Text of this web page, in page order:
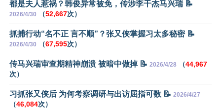
都是夫人惹祸？韩俊异常被免，传涉李干杰马兴瑞 📝
2026/4/30 （52,667次）
抓捕行动“名不正 言不顺”？张又侠掌握习太多秘密 📝
2026/4/30 （67,595次）
传马兴瑞审查期精神崩溃 被暗中做掉 📝 2026/4/28 （44,967
次）
习抓张又侠后 为何考察调研与出访屈指可数 📝 2026/4/27
（46,084次）